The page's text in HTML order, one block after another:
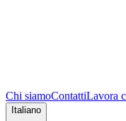
Chi siamoContattiLavora
Italiano